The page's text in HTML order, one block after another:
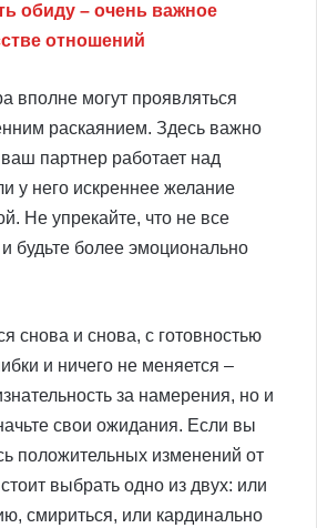
обиду – очень важное
отношений
вполне могут проявляться
раскаянием. Здесь важно
партнер работает над
у него искреннее желание
Не упрекайте, что не все
и будьте более эмоционально
снова и снова, с готовностью
и ничего не меняется –
за намерения, но и
свои ожидания. Если вы
положительных изменений от
выбрать одно из двух: или
смириться, или кардинально